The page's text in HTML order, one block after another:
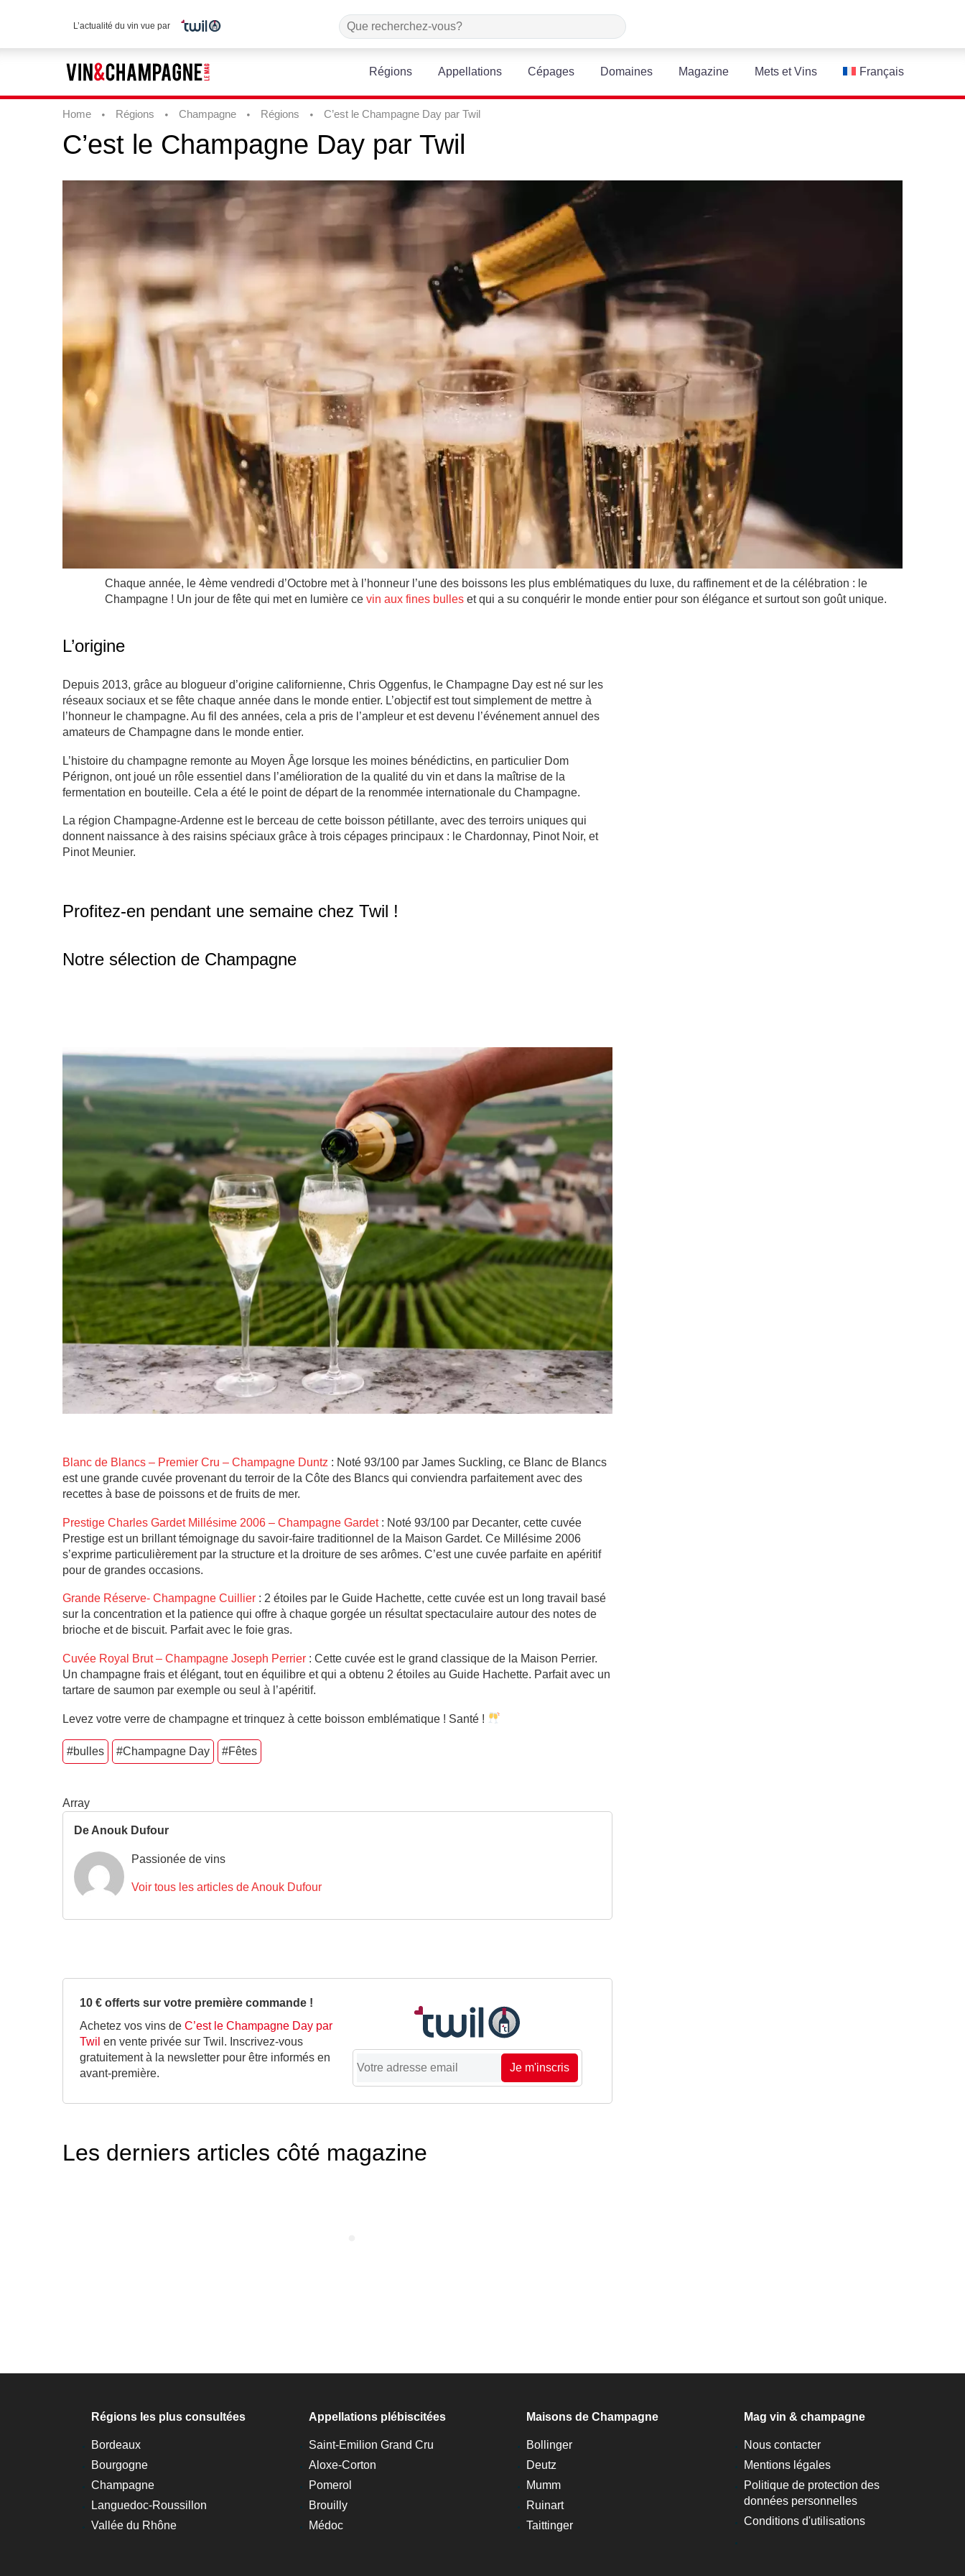
L’actualité du vin vue par
Régions Appellations Cépages Domaines Magazine Mets et Vins Français
Home Régions Champagne Régions C’est le Champagne Day par Twil
C’est le Champagne Day par Twil
Chaque année, le 4ème vendredi d’Octobre met à l’honneur l’une des boissons les plus emblématiques du luxe, du raffinement et de la célébration : le
Champagne ! Un jour de fête qui met en lumière ce vin aux fines bulles et qui a su conquérir le monde entier pour son élégance et surtout son goût unique.
L’origine
Depuis 2013, grâce au blogueur d’origine californienne, Chris Oggenfus, le Champagne Day est né sur les
réseaux sociaux et se fête chaque année dans le monde entier. L’objectif est tout simplement de mettre à
l’honneur le champagne. Au fil des années, cela a pris de l’ampleur et est devenu l’événement annuel des
amateurs de Champagne dans le monde entier.
L’histoire du champagne remonte au Moyen Âge lorsque les moines bénédictins, en particulier Dom
Pérignon, ont joué un rôle essentiel dans l’amélioration de la qualité du vin et dans la maîtrise de la
fermentation en bouteille. Cela a été le point de départ de la renommée internationale du Champagne.
La région Champagne-Ardenne est le berceau de cette boisson pétillante, avec des terroirs uniques qui
donnent naissance à des raisins spéciaux grâce à trois cépages principaux : le Chardonnay, Pinot Noir, et
Pinot Meunier.
Profitez-en pendant une semaine chez Twil !
Notre sélection de Champagne
Blanc de Blancs – Premier Cru – Champagne Duntz : Noté 93/100 par James Suckling, ce Blanc de Blancs
est une grande cuvée provenant du terroir de la Côte des Blancs qui conviendra parfaitement avec des
recettes à base de poissons et de fruits de mer.
Prestige Charles Gardet Millésime 2006 – Champagne Gardet: Noté 93/100 par Decanter, cette cuvée
Prestige est un brillant témoignage du savoir-faire traditionnel de la Maison Gardet. Ce Millésime 2006
s’exprime particulièrement par la structure et la droiture de ses arômes. C’est une cuvée parfaite en apéritif
pour de grandes occasions.
Grande Réserve- Champagne Cuillier : 2 étoiles par le Guide Hachette, cette cuvée est un long travail basé
sur la concentration et la patience qui offre à chaque gorgée un résultat spectaculaire autour des notes de
brioche et de biscuit. Parfait avec le foie gras.
Cuvée Royal Brut – Champagne Joseph Perrier : Cette cuvée est le grand classique de la Maison Perrier.
Un champagne frais et élégant, tout en équilibre et qui a obtenu 2 étoiles au Guide Hachette. Parfait avec un
tartare de saumon par exemple ou seul à l’apéritif.
Levez votre verre de champagne et trinquez à cette boisson emblématique ! Santé !
#bulles #Champagne Day #Fêtes
Array
De Anouk Dufour
Passionée de vins
Voir tous les articles de Anouk Dufour
10 € offerts sur votre première commande !
Achetez vos vins de C’est le Champagne Day par
Twil en vente privée sur Twil. Inscrivez-vous
gratuitement à la newsletter pour être informés en
avant-première.
Je m'inscris
Les derniers articles côté magazine
Régions les plus consultées
Bordeaux
Bourgogne
Champagne
Languedoc-Roussillon
Vallée du Rhône
Appellations plébiscitées
Saint-Emilion Grand Cru
Aloxe-Corton
Pomerol
Brouilly
Médoc
Maisons de Champagne
Bollinger
Deutz
Mumm
Ruinart
Taittinger
Mag vin & champagne
Nous contacter
Mentions légales
Politique de protection des
données personnelles
Conditions d'utilisations